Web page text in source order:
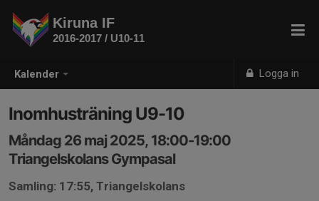
Kalender Logga in
Kiruna IF
2016-2017 / U10-11
Inomhusträning U9-10
Måndag 26 maj 2025, 18:00-19:00
Triangelskolans Gympasal
Samling: 17:55, Triangelskolans